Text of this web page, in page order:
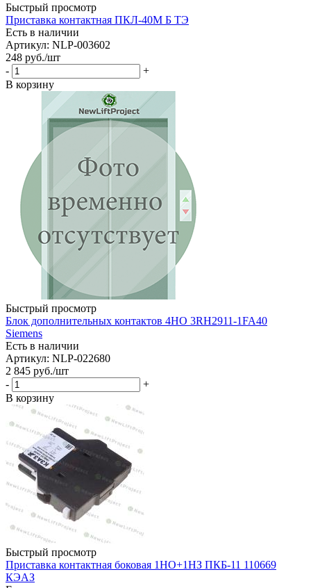
Быстрый просмотр
Приставка контактная ПКЛ-40М Б ТЭ
Есть в наличии
Артикул: NLP-003602
248 руб./шт
-
+
В корзину
Быстрый просмотр
Блок дополнительных контактов 4НО 3RH2911-1FA40
Siemens
Есть в наличии
Артикул: NLP-022680
2 845 руб./шт
-
+
В корзину
Быстрый просмотр
Приставка контактная боковая 1НО+1НЗ ПКБ-11 110669
КЭАЗ